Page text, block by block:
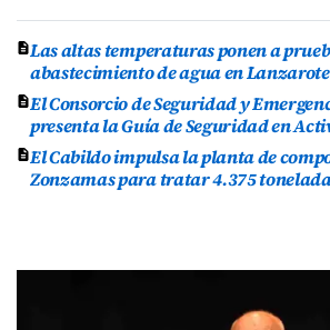
Las altas temperaturas ponen a
abastecimiento de agua en Lanzarote
El Consorcio de Seguridad y
presenta la Guía de Seguridad en
El Cabildo impulsa la planta de
Zonzamas para tratar 4.375